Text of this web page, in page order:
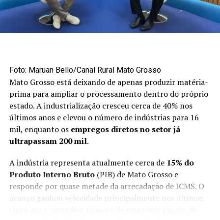
“Poderia ter sido mais não fosse o conflito no Oriente
Médio. Neste ano, embora tenhamos tido um aumento
Mercado externo concentra
oportunidades no primeiro semestre
Apesar do avanço das exportações, a maior parte da
produção brasileira de maçãs ainda permanece no
mercado interno. Cerca de 90% da fruta produzida no
país é destinada ao consumidor brasileiro.
O primeiro semestre é considerado uma janela
estratégica para as vendas externas porque coincide
com o período de entressafra do hemisfério norte,
Foto: Maruan Bello/Canal Rural Mato Grosso
Mato Grosso está deixando de apenas produzir matéria-
prima para ampliar o processamento dentro do próprio
estado. A industrialização cresceu cerca de 40% nos
últimos anos e elevou o número de indústrias para 16
mil, enquanto osempregos diretos no setor já
ultrapassam 200 mil.
A indústria representa atualmente cerca de 15% do
Produto Interno Bruto(PIB) de Mato Grosso e
responde por quase metade da arrecadação de ICMS. O
avanço ganhou velocidade principalmente nos últimos